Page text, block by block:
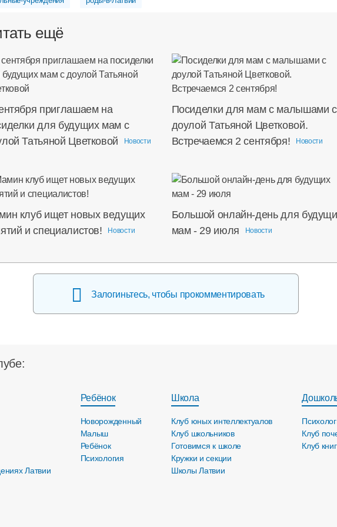
ещё
приглашаем на
для будущих мам с
Татьяной Цветковой
Новости
Посиделки для мам с малышами с
доулой Татьяной Цветковой.
Встречаемся 2 сентября!
Новости
клуб ищет новых ведущих
и специалистов!
Новости
Большой онлайн-день для
мам - 29 июля
Новости
Залогиньтесь, чтобы прокомментировать
Латвии
Ребёнок
Новорожденный
Малыш
Ребёнок
Психология
Школа
Клуб юных интеллектуалов
Клуб школьников
Готовимся к школе
Кружки и секции
Школы Латвии
Клуб
Клуб